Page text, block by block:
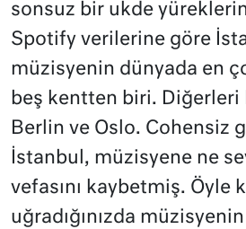
sonsuz bir ukde
Spotify verilerine göre
müzisyenin dünyada en
beş kentten biri. Diğerleri
Berlin ve Oslo. Cohensiz
İstanbul, müzisyene ne
vefasını kaybetmiş. Öyle
uğradığınızda